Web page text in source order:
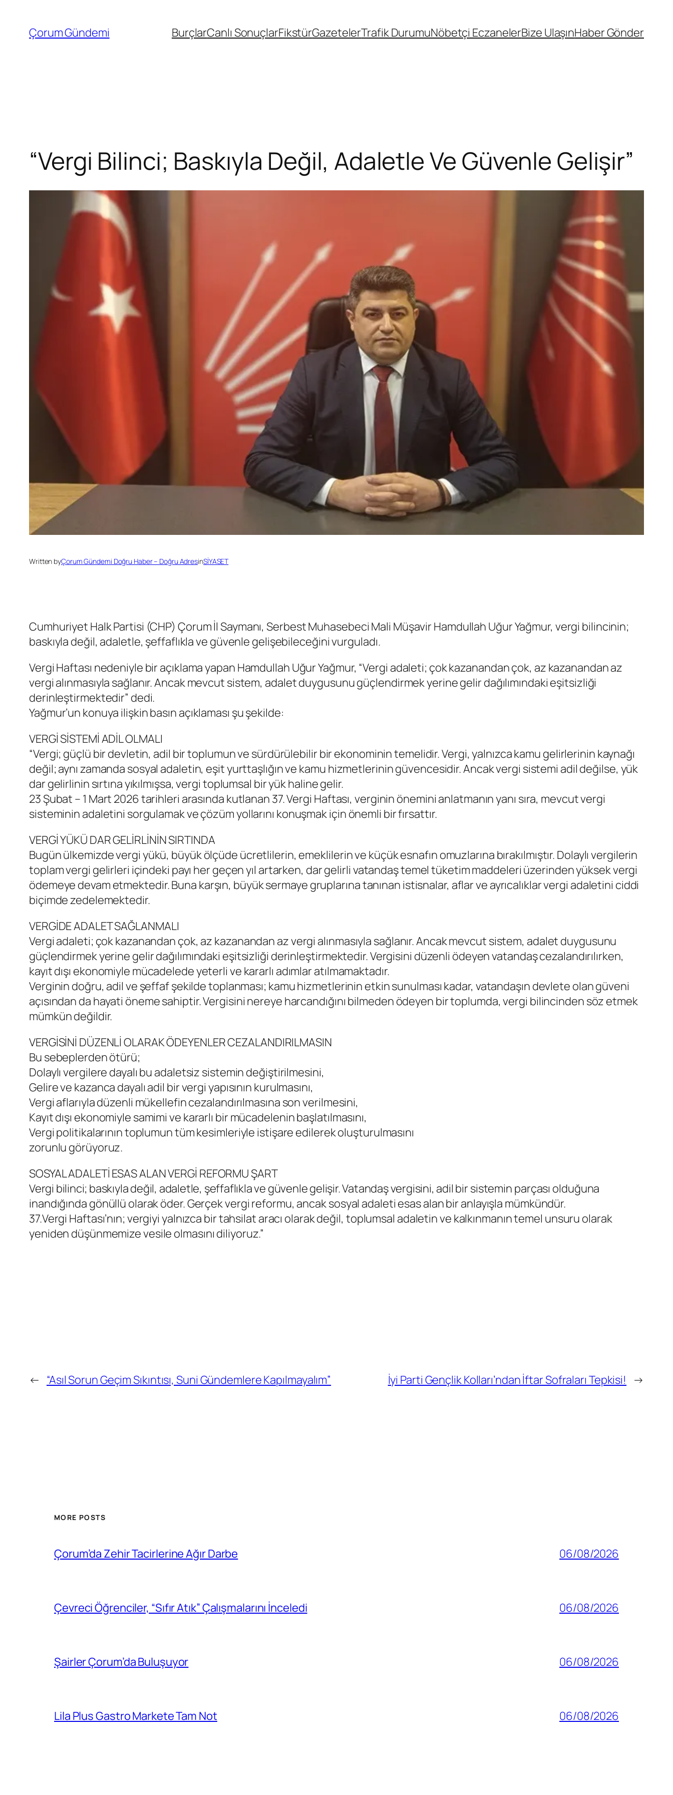
Çorum Gündemi BurçlarCanlı SonuçlarFikstürGazetelerTrafik DurumuNöbetçi EczanelerBize UlaşınHaber Gönder
“Vergi Bilinci; Baskıyla Değil, Adaletle Ve Güvenle Gelişir”
Written byÇorum Gündemi Doğru Haber – Doğru AdresinSİYASET
Cumhuriyet Halk Partisi (CHP) Çorum İl Saymanı, Serbest Muhasebeci Mali Müşavir Hamdullah Uğur Yağmur, vergi bilincinin;
baskıyla değil, adaletle, şeffaflıkla ve güvenle gelişebileceğini vurguladı.
Vergi Haftası nedeniyle bir açıklama yapan Hamdullah Uğur Yağmur, “Vergi adaleti; çok kazanandan çok, az kazanandan az
vergi alınmasıyla sağlanır. Ancak mevcut sistem, adalet duygusunu güçlendirmek yerine gelir dağılımındaki eşitsizliği
derinleştirmektedir” dedi.
Yağmur’un konuya ilişkin basın açıklaması şu şekilde:
VERGİ SİSTEMİ ADİL OLMALI
“Vergi; güçlü bir devletin, adil bir toplumun ve sürdürülebilir bir ekonominin temelidir. Vergi, yalnızca kamu gelirlerinin kaynağı
değil; aynı zamanda sosyal adaletin, eşit yurttaşlığın ve kamu hizmetlerinin güvencesidir. Ancak vergi sistemi adil değilse, yük
dar gelirlinin sırtına yıkılmışsa, vergi toplumsal bir yük haline gelir.
23 Şubat – 1 Mart 2026 tarihleri arasında kutlanan 37. Vergi Haftası, verginin önemini anlatmanın yanı sıra, mevcut vergi
sisteminin adaletini sorgulamak ve çözüm yollarını konuşmak için önemli bir fırsattır.
VERGİ YÜKÜ DAR GELİRLİNİN SIRTINDA
Bugün ülkemizde vergi yükü, büyük ölçüde ücretlilerin, emeklilerin ve küçük esnafın omuzlarına bırakılmıştır. Dolaylı vergilerin
toplam vergi gelirleri içindeki payı her geçen yıl artarken, dar gelirli vatandaş temel tüketim maddeleri üzerinden yüksek vergi
ödemeye devam etmektedir. Buna karşın, büyük sermaye gruplarına tanınan istisnalar, aflar ve ayrıcalıklar vergi adaletini ciddi
biçimde zedelemektedir.
VERGİDE ADALET SAĞLANMALI
Vergi adaleti; çok kazanandan çok, az kazanandan az vergi alınmasıyla sağlanır. Ancak mevcut sistem, adalet duygusunu
güçlendirmek yerine gelir dağılımındaki eşitsizliği derinleştirmektedir. Vergisini düzenli ödeyen vatandaş cezalandırılırken,
kayıt dışı ekonomiyle mücadelede yeterli ve kararlı adımlar atılmamaktadır.
Verginin doğru, adil ve şeffaf şekilde toplanması; kamu hizmetlerinin etkin sunulması kadar, vatandaşın devlete olan güveni
açısından da hayati öneme sahiptir. Vergisini nereye harcandığını bilmeden ödeyen bir toplumda, vergi bilincinden söz etmek
mümkün değildir.
VERGİSİNİ DÜZENLİ OLARAK ÖDEYENLER CEZALANDIRILMASIN
Bu sebeplerden ötürü;
Dolaylı vergilere dayalı bu adaletsiz sistemin değiştirilmesini,
Gelire ve kazanca dayalı adil bir vergi yapısının kurulmasını,
Vergi aflarıyla düzenli mükellefin cezalandırılmasına son verilmesini,
Kayıt dışı ekonomiyle samimi ve kararlı bir mücadelenin başlatılmasını,
Vergi politikalarının toplumun tüm kesimleriyle istişare edilerek oluşturulmasını
zorunlu görüyoruz.
SOSYAL ADALETİ ESAS ALAN VERGİ REFORMU ŞART
Vergi bilinci; baskıyla değil, adaletle, şeffaflıkla ve güvenle gelişir. Vatandaş vergisini, adil bir sistemin parçası olduğuna
inandığında gönüllü olarak öder. Gerçek vergi reformu, ancak sosyal adaleti esas alan bir anlayışla mümkündür.
37.Vergi Haftası’nın; vergiyi yalnızca bir tahsilat aracı olarak değil, toplumsal adaletin ve kalkınmanın temel unsuru olarak
yeniden düşünmemize vesile olmasını diliyoruz.”
← “Asıl Sorun Geçim Sıkıntısı, Suni Gündemlere Kapılmayalım” İyi Parti Gençlik Kolları’ndan İftar Sofraları Tepkisi! →
MORE POSTS
Çorum’da Zehir Tacirlerine Ağır Darbe 06/08/2026
Çevreci Öğrenciler, “Sıfır Atık” Çalışmalarını İnceledi 06/08/2026
Şairler Çorum’da Buluşuyor 06/08/2026
Lila Plus Gastro Markete Tam Not 06/08/2026